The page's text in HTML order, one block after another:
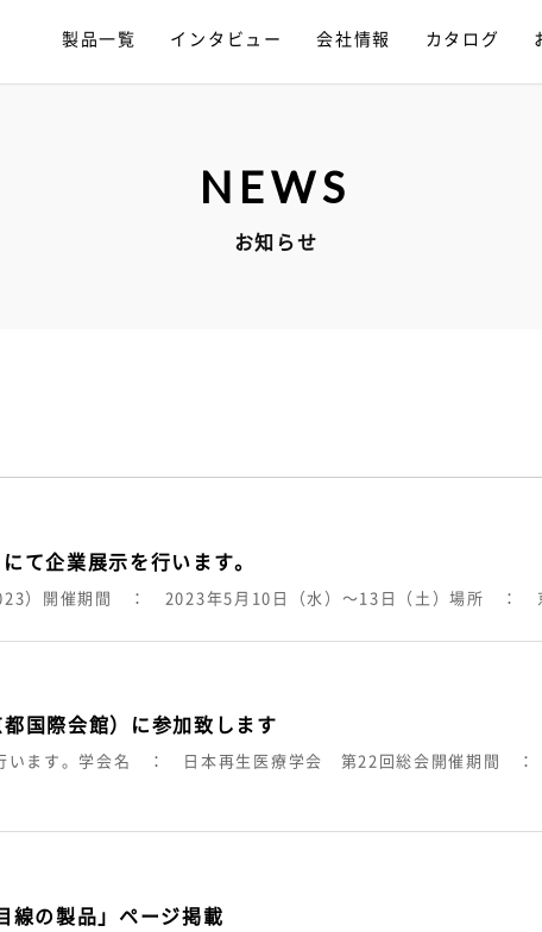
製品一覧 インタビュー 会社情報 カタログ
NEWS
お知らせ
て企業展示を行います。
）開催期間 ： 2023年5月10日（水）～13日（土）場所 ：
国際会館）に参加致します
います。学会名 ： 日本再生医療学会 第22回総会開催期間
線の製品」ページ掲載